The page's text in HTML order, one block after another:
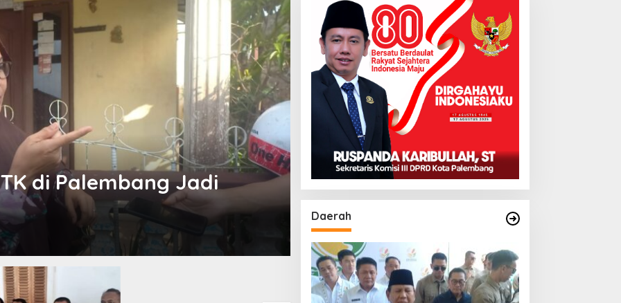
Jadi
Layanan
Polda Sumsel
Baru Bebas Pungli
Respons Cepat Laporan
Warga, Polres Ogan Ilir
Program Paham AI Resmi
Bergulir, Polda Sumsel
Bangun Edukator Digital
Hingga Polres
Daerah